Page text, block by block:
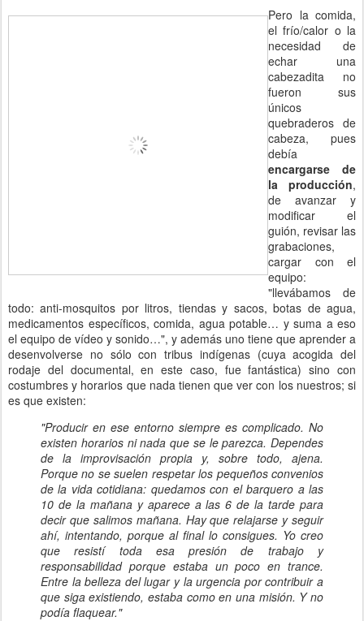
Pero la comida,
el frío/calor o la
necesidad de
echar una
cabezadita no
fueron sus
únicos
quebraderos de
cabeza, pues
debía
encargarse de
la producción,
de avanzar y
modificar el
guión, revisar las
grabaciones,
cargar con el
equipo:
"llevábamos de
todo: anti-mosquitos por litros, tiendas y sacos, botas de agua,
medicamentos específicos, comida, agua potable… y suma a eso
el equipo de vídeo y sonido…", y además uno tiene que aprender a
desenvolverse no sólo con tribus indígenas (cuya acogida del
rodaje del documental, en este caso, fue fantástica) sino con
costumbres y horarios que nada tienen que ver con los nuestros; si
es que existen:
"Producir en ese entorno siempre es complicado. No
existen horarios ni nada que se le parezca. Dependes
de la improvisación propia y, sobre todo, ajena.
Porque no se suelen respetar los pequeños convenios
de la vida cotidiana: quedamos con el barquero a las
10 de la mañana y aparece a las 6 de la tarde para
decir que salimos mañana. Hay que relajarse y seguir
ahí, intentando, porque al final lo consigues. Yo creo
que resistí toda esa presión de trabajo y
responsabilidad porque estaba un poco en trance.
Entre la belleza del lugar y la urgencia por contribuir a
que siga existiendo, estaba como en una misión. Y no
podía flaquear."